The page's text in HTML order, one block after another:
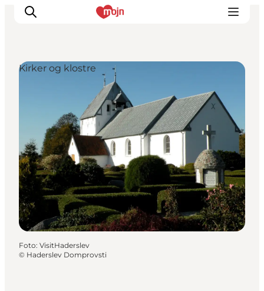
Byer & Steder
Det sker
Overnatning
Planlæg din ferie
Booking
Kirker og klostre
Foto: VisitHaderslev
© Haderslev Domprovsti